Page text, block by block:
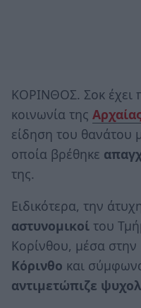
ΚΟΡΙΝΘΟΣ. Σοκ έχει
κοινωνία της
είδηση του θανάτου
οποία βρέθηκε
της.
Ειδικότερα, την
αστυνομικοί του
Κορίνθου, μέσα στην
Κόρινθο και
αντιμετώπιζε